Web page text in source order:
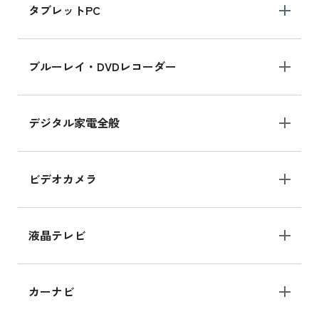
タブレットPC
ブルーレイ・DVDレコーダー
デジタル家電全般
ビデオカメラ
液晶テレビ
カーナビ
iPhone 16 シリーズ
iPhone 16 の新品買取価格
iPad Air 11インチ シリーズ
iPad Air 11インチ の新品買取価格
iPhone 15 128GB シリーズ
iPhone 15 128GB の新品買取価格